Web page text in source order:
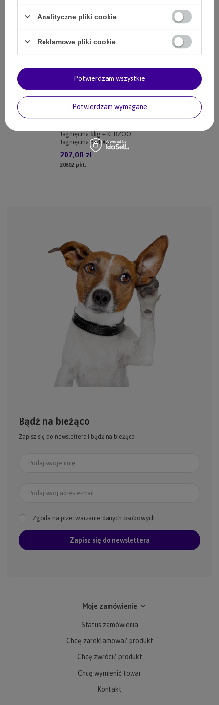
Jagnięcina 6kg + KEBZOO
Jagnięcina 3x400g
207,00 zł
20602pkt.
Bądź na bieżąco
Zapisz się do newslettera i bądź na bieżąco
Podaj swoje imię
Podaj swój adres e-mail
Zgoda na przetwarzanie danych osobowych
Zapisz się do newslettera
Moje zamówienie
Status zamówienia
Chcę zareklamować produkt
Chcę zwrócić produkt
Chcę wymienić towar
Kontakt
Analityczne pliki cookie
Reklamowe pliki cookie
Potwierdzam wymagane
Potwierdzam wszystkie